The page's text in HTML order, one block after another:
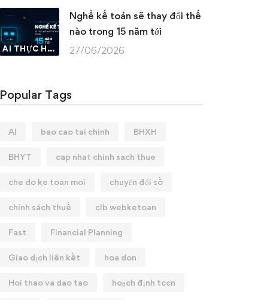
AI THỰC HÀNH
Nghề kế toán sẽ thay đổi thế
nào trong 15 năm tới
27/06/2026
Popular Tags
AI bao cao tai chinh BHXH
BHYT cap nhat chinh sach thue
che do ke toan moi chuyển đổi số
chính sách thuế clb webketoan
Fast Financial Planning
Giao dịch liên kết hoa don
Hoi thao va dao tao hoạch định tccn